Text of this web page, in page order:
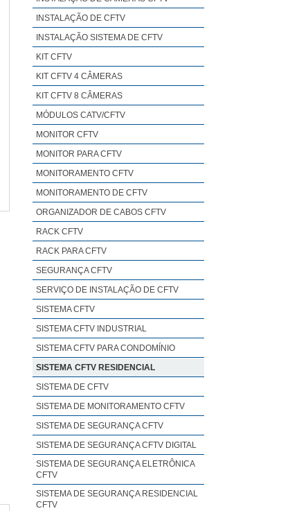
INSTALAÇÃO DE CFTV
INSTALAÇÃO SISTEMA DE CFTV
KIT CFTV
KIT CFTV 4 CÂMERAS
KIT CFTV 8 CÂMERAS
MÓDULOS CATV/CFTV
MONITOR CFTV
MONITOR PARA CFTV
MONITORAMENTO CFTV
MONITORAMENTO DE CFTV
ORGANIZADOR DE CABOS CFTV
RACK CFTV
RACK PARA CFTV
SEGURANÇA CFTV
SERVIÇO DE INSTALAÇÃO DE CFTV
SISTEMA CFTV
SISTEMA CFTV INDUSTRIAL
SISTEMA CFTV PARA CONDOMÍNIO
SISTEMA CFTV RESIDENCIAL
SISTEMA DE CFTV
SISTEMA DE MONITORAMENTO CFTV
SISTEMA DE SEGURANÇA CFTV
SISTEMA DE SEGURANÇA CFTV DIGITAL
SISTEMA DE SEGURANÇA ELETRÔNICA
CFTV
SISTEMA DE SEGURANÇA RESIDENCIAL
CFTV